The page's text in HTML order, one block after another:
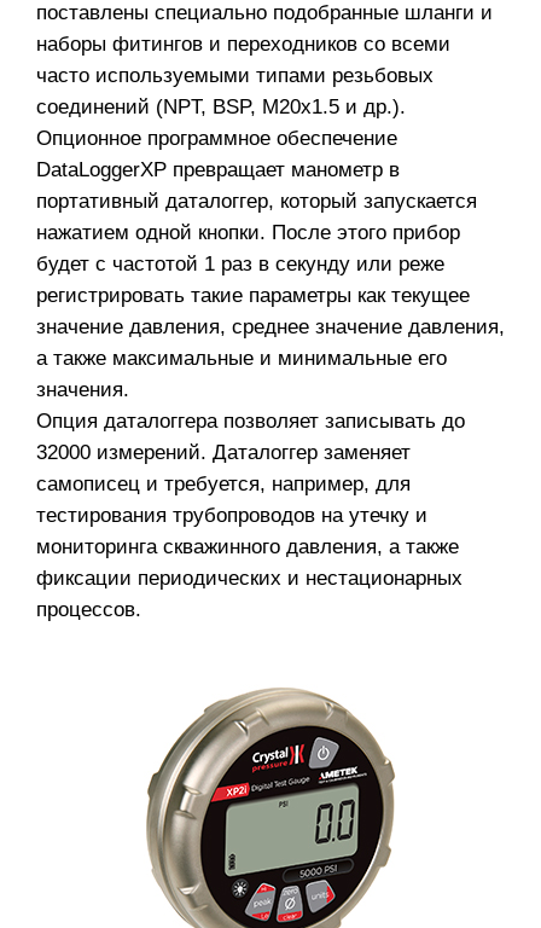
поставлены специально подобранные шланги и
наборы фитингов и переходников со всеми
часто используемыми типами резьбовых
соединений (NPT, BSP, M20x1.5 и др.).
Опционное программное обеспечение
DataLoggerXP превращает манометр в
портативный даталоггер, который запускается
нажатием одной кнопки. После этого прибор
будет с частотой 1 раз в секунду или реже
регистрировать такие параметры как текущее
значение давления, среднее значение давления,
а также максимальные и минимальные его
значения.
Опция даталоггера позволяет записывать до
32000 измерений. Даталоггер заменяет
самописец и требуется, например, для
тестирования трубопроводов на утечку и
мониторинга скважинного давления, а также
фиксации периодических и нестационарных
процессов.